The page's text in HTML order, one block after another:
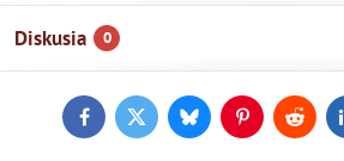
Diskusia 0
FacebookTwitterBlueskyPinterestReddit